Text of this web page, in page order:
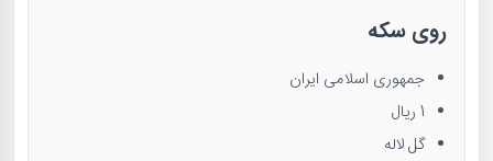
روی سکه
جمهوری اسلامی ایران
1 ریال
گل لاله